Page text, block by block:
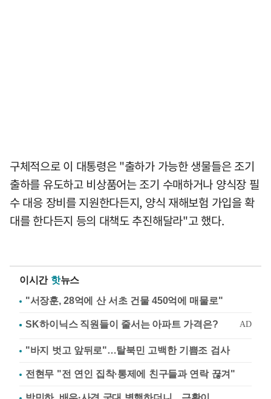
구체적으로 이 대통령은 "출하가 가능한 생물들은 조기
출하를 유도하고 비상품어는 조기 수매하거나 양식장 필
수 대응 장비를 지원한다든지, 양식 재해보험 가입을 확
대를 한다든지 등의 대책도 추진해달라"고 했다.
이시간 핫뉴스
"서장훈, 28억에 산 서초 건물 450억에 매물로"
"바지 벗고 앞뒤로"…탈북민 고백한 기쁨조 검사
전현무 "전 연인 집착·통제에 친구들과 연락 끊겨"